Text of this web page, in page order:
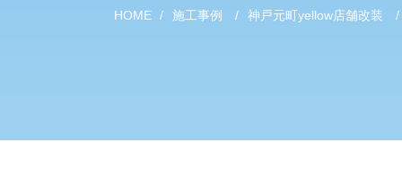
HOME / 施工事例 / 神戸元町yellow店舗改装 /